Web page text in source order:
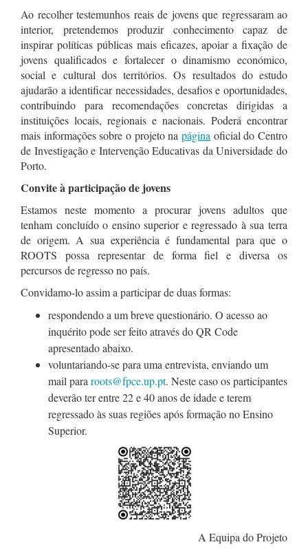
Ao recolher testemunhos reais de jovens que regressaram ao
interior, pretendemos produzir conhecimento capaz de
inspirar políticas públicas mais eficazes, apoiar a fixação de
jovens qualificados e fortalecer o dinamismo económico,
social e cultural dos territórios. Os resultados do estudo
ajudarão a identificar necessidades, desafios e oportunidades,
contribuindo para recomendações concretas dirigidas a
instituições locais, regionais e nacionais. Poderá encontrar
mais informações sobre o projeto na página oficial do Centro
de Investigação e Intervenção Educativas da Universidade do
Porto.
Convite à participação de jovens
Estamos neste momento a procurar jovens adultos que
tenham concluído o ensino superior e regressado à sua terra
de origem. A sua experiência é fundamental para que o
ROOTS possa representar de forma fiel e diversa os
percursos de regresso no país.
Convidamo-lo assim a participar de duas formas:
respondendo a um breve questionário. O acesso ao
inquérito pode ser feito através do QR Code
apresentado abaixo.
voluntariando-se para uma entrevista, enviando um
mail para roots@fpce.up.pt. Neste caso os participantes
deverão ter entre 22 e 40 anos de idade e terem
regressado às suas regiões após formação no Ensino
Superior.
A Equipa do Projeto